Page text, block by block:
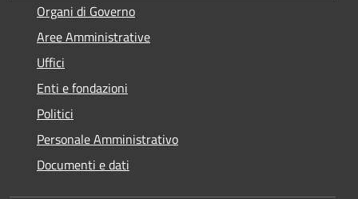
Organi di Governo
Aree Amministrative
Uffici
Enti e fondazioni
Politici
Personale Amministrativo
Documenti e dati